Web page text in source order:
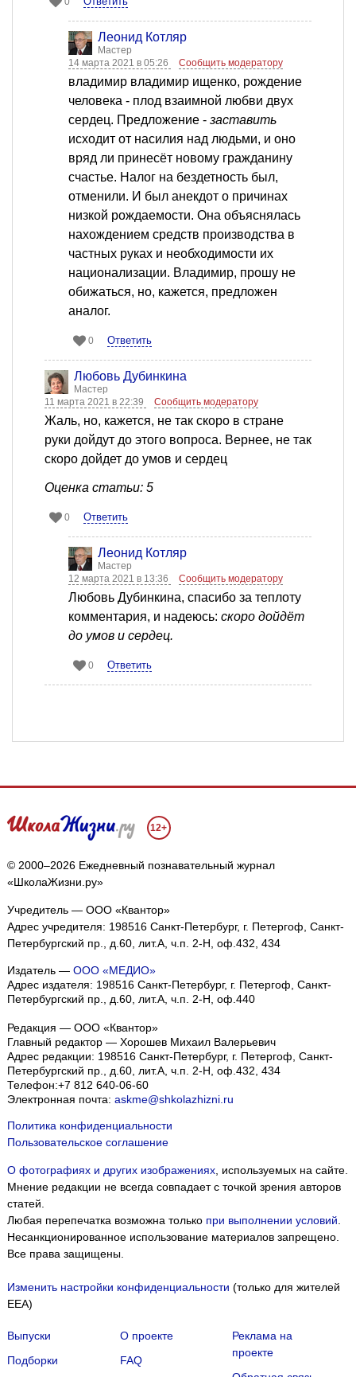
Леонид Котляр
Мастер
14 марта 2021 в 05:26
Сообщить модератору
владимир владимир ищенко, рождение
человека - плод взаимной любви двух
сердец. Предложение - заставить
исходит от насилия над людьми, и оно
вряд ли принесёт новому гражданину
счастье. Налог на бездетность был,
отменили. И был анекдот о причинах
низкой рождаемости. Она объяснялась
нахождением средств производства в
частных руках и необходимости их
национализации. Владимир, прошу не
обижаться, но, кажется, предложен
аналог.
0 Ответить
Любовь Дубинкина
Мастер
11 марта 2021 в 22:39
Сообщить модератору
Жаль, но, кажется, не так скоро в стране
руки дойдут до этого вопроса. Вернее, не так
скоро дойдет до умов и сердец
Оценка статьи: 5
0 Ответить
Леонид Котляр
Мастер
12 марта 2021 в 13:36
Сообщить модератору
Любовь Дубинкина, спасибо за теплоту
комментария, и надеюсь: скоро дойдёт
до умов и сердец.
0 Ответить
12+
© 2000–2026 Ежедневный познавательный журнал
«ШколаЖизни.ру»
Учредитель — ООО «Квантор»
Адрес учредителя: 198516 Санкт-Петербург, г. Петергоф, Санкт-
Петербургский пр., д.60, лит.А, ч.п. 2-Н, оф.432, 434
Издатель — ООО «МЕДИО»
Адрес издателя: 198516 Санкт-Петербург, г. Петергоф, Санкт-
Петербургский пр., д.60, лит.А, ч.п. 2-Н, оф.440
Редакция — ООО «Квантор»
Главный редактор — Хорошев Михаил Валерьевич
Адрес редакции: 198516 Санкт-Петербург, г. Петергоф, Санкт-
Петербургский пр., д.60, лит.А, ч.п. 2-Н, оф.432, 434
Телефон:+7 812 640-06-60
Электронная почта: askme@shkolazhizni.ru
Политика конфиденциальности
Пользовательское соглашение
О фотографиях и других изображениях, используемых на сайте.
Мнение редакции не всегда совпадает с точкой зрения авторов
статей.
Любая перепечатка возможна только при выполнении условий.
Несанкционированное использование материалов запрещено.
Все права защищены.
Изменить настройки конфиденциальности (только для жителей
EEA)
Выпуски
Подборки
О проекте
FAQ
Реклама на
проекте